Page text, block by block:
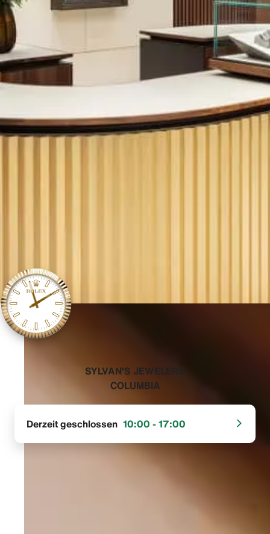
‭SYLVAN'S JEWELERS
COLUMBIA‬
Derzeit geschlossen 10:00 - 17:00